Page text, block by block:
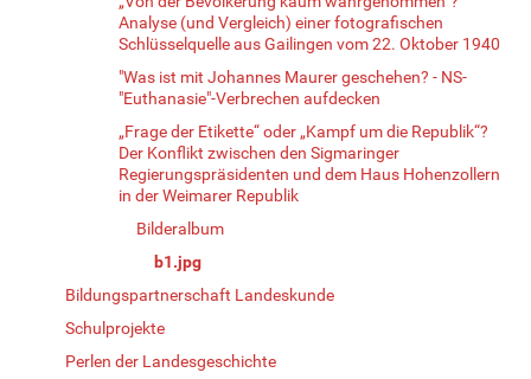
Analyse (und Vergleich) einer fotografischen
Schlüsselquelle aus Gailingen vom 22. Oktober 1940
"Was ist mit Johannes Maurer geschehen? - NS-
"Euthanasie"-Verbrechen aufdecken
„Frage der Etikette“ oder „Kampf um die Republik“?
Der Konflikt zwischen den Sigmaringer
Regierungspräsidenten und dem Haus Hohenzollern
in der Weimarer Republik
Bilderalbum
b1.jpg
Bildungspartnerschaft Landeskunde
Schulprojekte
Perlen der Landesgeschichte